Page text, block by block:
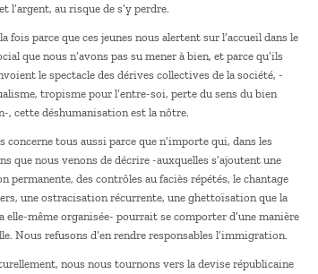
l’argent, au risque de s’y perdre.
fois parce que ces jeunes nous alertent sur l’accueil dans le
que nous n’avons pas su mener à bien, et parce qu’ils
le spectacle des dérives collectives de la société, -
tropisme pour l’entre-soi, perte du sens du bien
, cette déshumanisation est la nôtre.
concerne tous aussi parce que n’importe qui, dans les
que nous venons de décrire -auxquelles s’ajoutent une
permanente, des contrôles au faciès répétés, le chantage
une ostracisation récurrente, une ghettoïsation que la
elle-même organisée- pourrait se comporter d’une manière
Nous refusons d’en rendre responsables l’immigration.
nous nous tournons vers la devise républicaine